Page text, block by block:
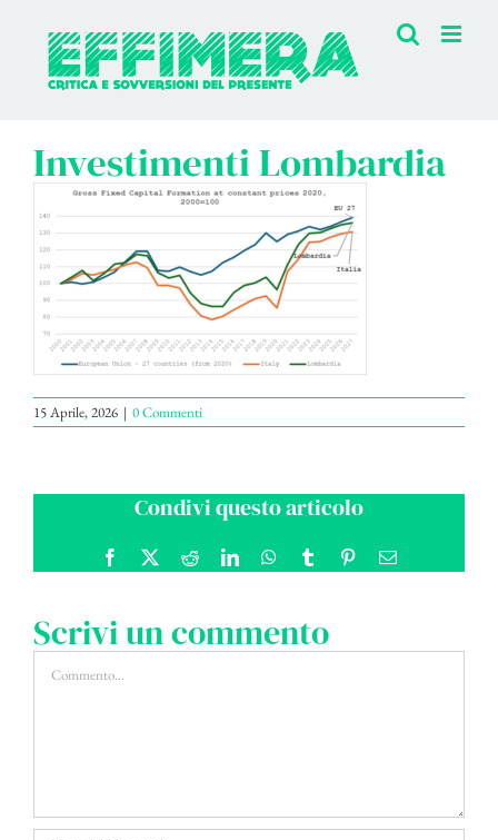
contenuto
Investimenti Lombardia
15 Aprile, 2026 | 0 Commenti
Condivi questo articolo
Facebook RedditLinkedInWhatsApp
Tumblr PinterestEmail
Scrivi un commento
Commento